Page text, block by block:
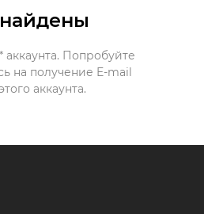
Попробуйте
на получение E-mail
аккаунта.